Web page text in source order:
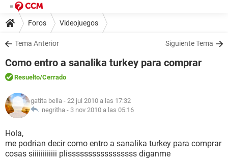
Foros Videojuegos
Tema Anterior Siguiente Tema
Como entro a sanalika turkey para comprar
Resuelto/Cerrado
gatita bella - 22 jul 2010 a las 17:32
negritha - 3 nov 2010 a las 05:16
Hola,
me podrian decir como entro a sanalika turkey para comprar
cosas siiiiiiiiiiii plisssssssssssssssss diganme